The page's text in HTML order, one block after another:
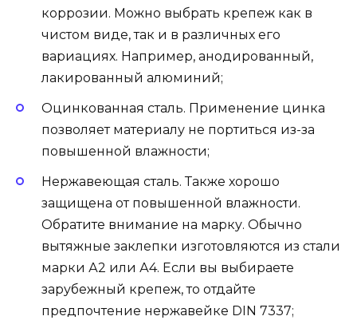
коррозии. Можно выбрать крепеж как в
чистом виде, так и в различных его
вариациях. Например, анодированный,
лакированный алюминий;
Оцинкованная сталь. Применение цинка
позволяет материалу не портиться из-за
повышенной влажности;
Нержавеющая сталь. Также хорошо
защищена от повышенной влажности.
Обратите внимание на марку. Обычно
вытяжные заклепки изготовляются из стали
марки А2 или А4. Если вы выбираете
зарубежный крепеж, то отдайте
предпочтение нержавейке DIN 7337;